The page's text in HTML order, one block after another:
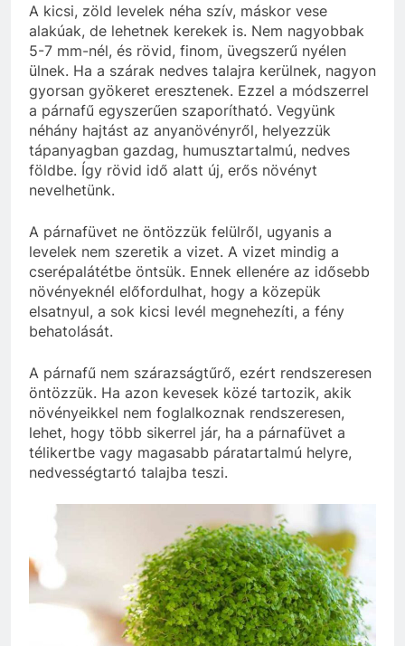
A kicsi, zöld levelek néha szív, máskor vese
alakúak, de lehetnek kerekek is. Nem nagyobbak
5-7 mm-nél, és rövid, finom, üvegszerű nyélen
ülnek. Ha a szárak nedves talajra kerülnek, nagyon
gyorsan gyökeret eresztenek. Ezzel a módszerrel
a párnafű egyszerűen szaporítható. Vegyünk
néhány hajtást az anyanövényről, helyezzük
tápanyagban gazdag, humusztartalmú, nedves
földbe. Így rövid idő alatt új, erős növényt
nevelhetünk.
A párnafüvet ne öntözzük felülről, ugyanis a
levelek nem szeretik a vizet. A vizet mindig a
cserépalátétbe öntsük. Ennek ellenére az idősebb
növényeknél előfordulhat, hogy a közepük
elsatnyul, a sok kicsi levél megnehezíti, a fény
behatolását.
A párnafű nem szárazságtűrő, ezért rendszeresen
öntözzük. Ha azon kevesek közé tartozik, akik
növényeikkel nem foglalkoznak rendszeresen,
lehet, hogy több sikerrel jár, ha a párnafüvet a
télikertbe vagy magasabb páratartalmú helyre,
nedvességtartó talajba teszi.